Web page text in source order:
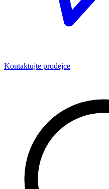
Kontaktujte prodejce